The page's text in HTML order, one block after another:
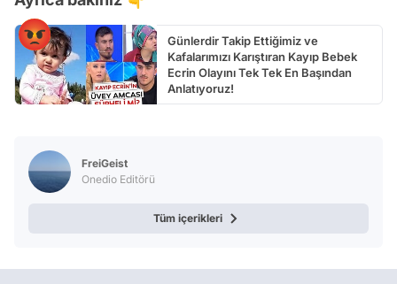
Günlerdir Takip Ettiğimiz ve
Kafalarımızı Karıştıran Kayıp Bebek
Ecrin Olayını Tek Tek En Başından
Anlatıyoruz!
FreiGeist
Onedio Editörü
Tüm içerikleri